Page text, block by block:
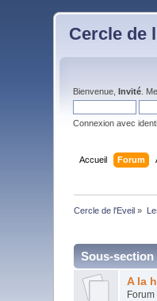
Cercle de
Bienvenue,Invité .
Connexion avec
Accueil Forum
Cercle de l'Eveil »
Sous-section
A la